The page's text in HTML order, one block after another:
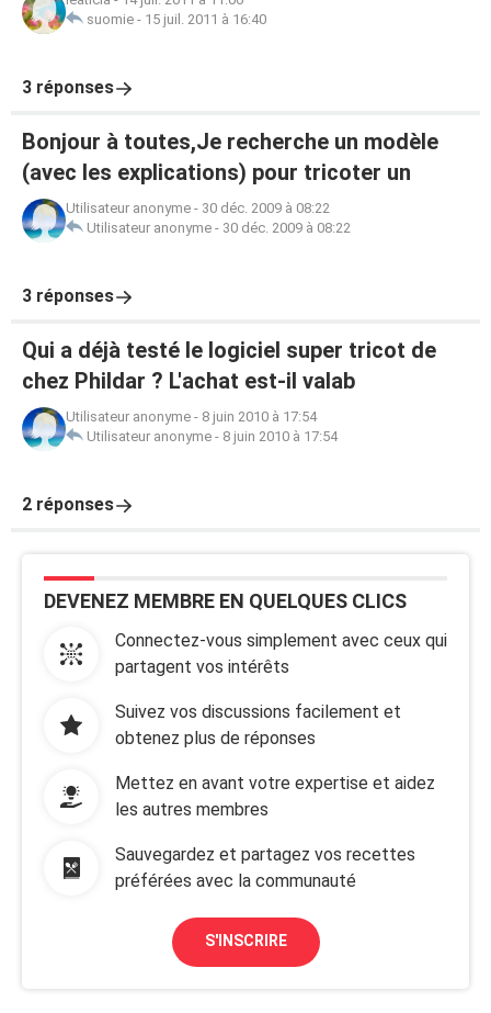
suomie - 15 juil. 2011 à 16:40
3 réponses
Bonjour à toutes,Je recherche un modèle
(avec les explications) pour tricoter un
Utilisateur anonyme - 30 déc. 2009 à 08:22
Utilisateur anonyme - 30 déc. 2009 à 08:22
3 réponses
Qui a déjà testé le logiciel super tricot de
chez Phildar ? L'achat est-il valab
Utilisateur anonyme - 8 juin 2010 à 17:54
Utilisateur anonyme - 8 juin 2010 à 17:54
2 réponses
DEVENEZ MEMBRE EN QUELQUES CLICS
Connectez-vous simplement avec ceux qui
partagent vos intérêts
Suivez vos discussions facilement et
obtenez plus de réponses
Mettez en avant votre expertise et aidez
les autres membres
Sauvegardez et partagez vos recettes
préférées avec la communauté
S'INSCRIRE